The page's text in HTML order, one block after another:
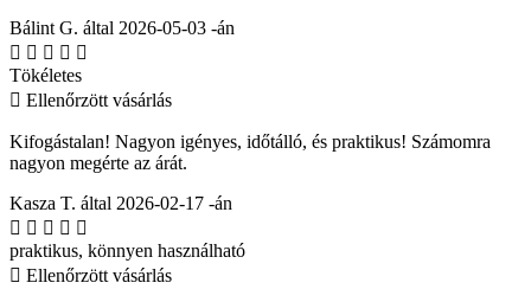
Bálint G. által 2026-05-03 -án
    
Tökéletes
 Ellenőrzött vásárlás
Kifogástalan! Nagyon igényes, időtálló, és praktikus! Számomra
nagyon megérte az árát.
Kasza T. által 2026-02-17 -án
    
praktikus, könnyen használható
 Ellenőrzött vásárlás